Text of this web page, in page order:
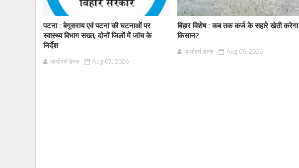
पटना : बेगूसराय एवं पटना की घटनाओं पर
स्वास्थ्य विभाग सख्त, दोनों जिलों में जांच के
निर्देश
आर्यावर्त डेस्क Aug 07, 2026
बिहार विशेष : कब तक कर्ज के सहारे खेती करेगा
किसान?
आर्यावर्त डेस्क Aug 06, 2026